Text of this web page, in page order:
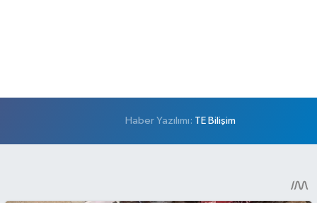
Haber Yazılımı: TE Bilişim